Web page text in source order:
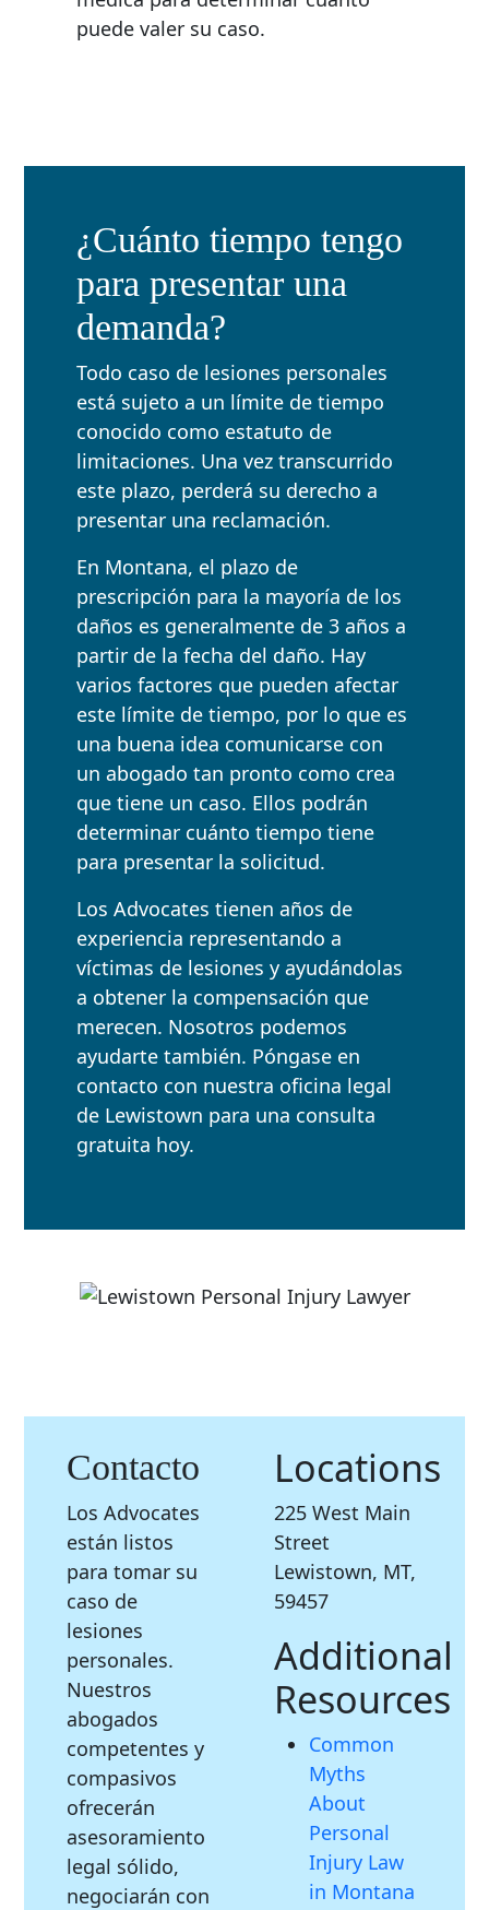
puede valer su caso.
¿Cuánto tiempo tengo
para presentar una
demanda?
Todo caso de lesiones personales
está sujeto a un límite de tiempo
conocido como estatuto de
limitaciones. Una vez transcurrido
este plazo, perderá su derecho a
presentar una reclamación.
En Montana, el plazo de
prescripción para la mayoría de los
daños es generalmente de 3 años a
partir de la fecha del daño. Hay
varios factores que pueden afectar
este límite de tiempo, por lo que es
una buena idea comunicarse con
un abogado tan pronto como crea
que tiene un caso. Ellos podrán
determinar cuánto tiempo tiene
para presentar la solicitud.
Los Advocates tienen años de
experiencia representando a
víctimas de lesiones y ayudándolas
a obtener la compensación que
merecen. Nosotros podemos
ayudarte también. Póngase en
contacto con nuestra oficina legal
de Lewistown para una consulta
gratuita hoy.
Contacto
Los Advocates
están listos
para tomar su
caso de
lesiones
personales.
Nuestros
abogados
competentes y
compasivos
ofrecerán
asesoramiento
legal sólido,
negociarán con
Locations
225 West Main
Street
Lewistown, MT,
59457
Additional
Resources
Common
Myths
About
Personal
Injury Law
in Montana